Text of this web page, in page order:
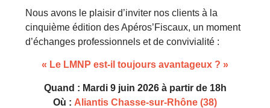
Nous avons le plaisir d’inviter nos clients à la
cinquième édition des Apéros’Fiscaux, un moment
d’échanges professionnels et de convivialité :
« Le LMNP est-il toujours avantageux ? »
Quand : Mardi 9 juin 2026 à partir de 18h
Où : Aliantis Chasse-sur-Rhône (38)